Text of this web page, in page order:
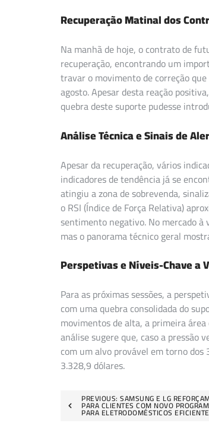
Recuperação Matinal dos
Na manhã de hoje, o contrato de
recuperação, encontrando um
travar o movimento de correção
agosto. Apesar desta reação
quebra deste suporte pudesse
Análise Técnica e Sinais de
Apesar da recuperação, vários
indicadores de tendência já se
atingiu a zona de sobrevenda,
o RSI (Índice de Força Relativa)
sentimento negativo. No mercado
mas o panorama técnico geral
Perspetivas e Níveis-Chave a
Para as próximas sessões, a
com uma quebra consolidada do
movimentos de alta, a primeira
análise sugere que, caso a pressão
com um alvo provável em torno
3.328,9 dólares.
Navegação
PREVIOUS: SAMSUNG E LG
PARA CLIENTES COM NOVO
PARA ELETRODOMÉSTICOS